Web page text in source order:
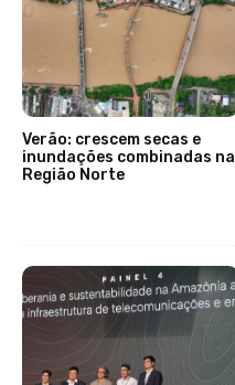
Verão: crescem secas e
inundações combinadas na
Região Norte